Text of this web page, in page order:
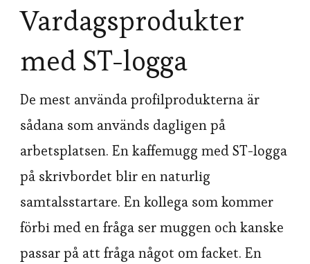
Vardagsprodukter
med ST-logga
De mest använda profilprodukterna är
sådana som används dagligen på
arbetsplatsen. En kaffemugg med ST-logga
på skrivbordet blir en naturlig
samtalsstartare. En kollega som kommer
förbi med en fråga ser muggen och kanske
passar på att fråga något om facket. En